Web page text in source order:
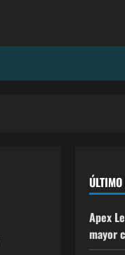
Apex
mayor